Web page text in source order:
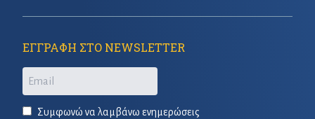
ΕΓΓΡΑΦΗ ΣΤΟ NEWSLETTER
Email
Συμφωνώ να λαμβάνω ενημερώσεις